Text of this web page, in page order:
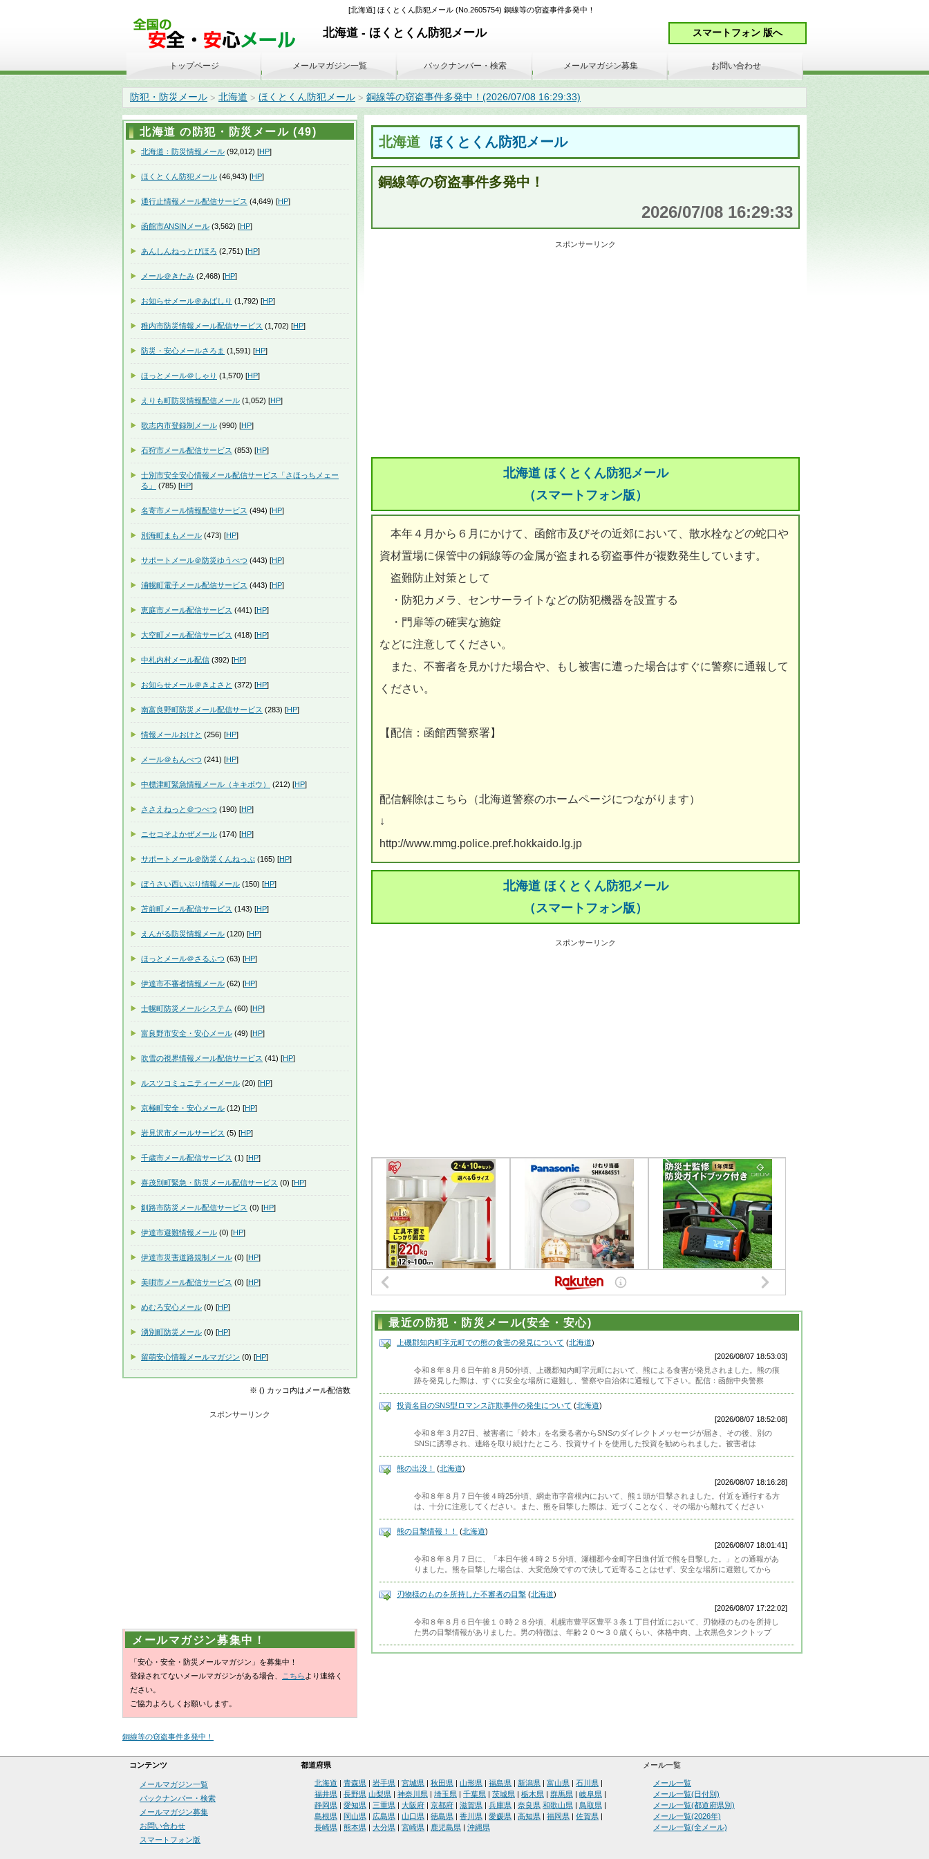
[北海道] ほくとくん防犯メール (No.2605754) 銅線等の窃盗事件多発中！
北海道 - ほくとくん防犯メール
防犯・防災メール > 北海道 > ほくとくん防犯メール > 銅線等の窃盗事件多発中！(2026/07/08 16:29:33)
北海道 ほくとくん防犯メール
銅線等の窃盗事件多発中！
2026/07/08 16:29:33
スポンサーリンク
北海道 ほくとくん防犯メール
（スマートフォン版）
本年４月から６月にかけて、函館市及びその近郊において、散水栓などの蛇口や
資材置場に保管中の銅線等の金属が盗まれる窃盗事件が複数発生しています。
盗難防止対策として
・防犯カメラ、センサーライトなどの防犯機器を設置する
・門扉等の確実な施錠
などに注意してください。
また、不審者を見かけた場合や、もし被害に遭った場合はすぐに警察に通報して
ください。
【配信：函館西警察署】
配信解除はこちら（北海道警察のホームページにつながります）
↓
http://www.mmg.police.pref.hokkaido.lg.jp
北海道 ほくとくん防犯メール
（スマートフォン版）
スポンサーリンク
最近の防犯・防災メール(安全・安心)
上磯郡知内町字元町での熊の食害の発見について (北海道)
[2026/08/07 18:53:03]
令和８年８月６日午前８月50分頃、上磯郡知内町字元町において、熊による食害が発見されました。熊の痕
跡を発見した際は、すぐに安全な場所に避難し、警察や自治体に通報して下さい。配信：函館中央警察
投資名目のSNS型ロマンス詐欺事件の発生について (北海道)
[2026/08/07 18:52:08]
令和８年３月27日、被害者に「鈴木」を名乗る者からSNSのダイレクトメッセージが届き、その後、別の
SNSに誘導され、連絡を取り続けたところ、投資サイトを使用した投資を勧められました。被害者は
熊の出没！ (北海道)
[2026/08/07 18:16:28]
令和８年８月７日午後４時25分頃、網走市字音根内において、熊１頭が目撃されました。付近を通行する方
は、十分に注意してください。また、熊を目撃した際は、近づくことなく、その場から離れてください
熊の目撃情報！！ (北海道)
[2026/08/07 18:01:41]
令和８年８月７日に、「本日午後４時２５分頃、瀬棚郡今金町字日進付近で熊を目撃した。」との通報があ
りました。熊を目撃した場合は、大変危険ですので決して近寄ることはせず、安全な場所に避難してから
刃物様のものを所持した不審者の目撃 (北海道)
[2026/08/07 17:22:02]
令和８年８月６日午後１０時２８分頃、札幌市豊平区豊平３条１丁目付近において、刃物様のものを所持し
た男の目撃情報がありました。男の特徴は、年齢２０〜３０歳くらい、体格中肉、上衣黒色タンクトップ
トップページ メールマガジン一覧 バックナンバー・検索 メールマガジン募集 お問い合わせ
北海道 の防犯・防災メール (49)
北海道：防災情報メール (92,012) [HP]
ほくとくん防犯メール (46,943) [HP]
通行止情報メール配信サービス (4,649) [HP]
函館市ANSINメール (3,562) [HP]
あんしんねっとびほろ (2,751) [HP]
メール＠きたみ (2,468) [HP]
お知らせメール＠あばしり (1,792) [HP]
稚内市防災情報メール配信サービス (1,702) [HP]
防災・安心メールさろま (1,591) [HP]
ほっとメール＠しゃり (1,570) [HP]
えりも町防災情報配信メール (1,052) [HP]
歌志内市登録制メール (990) [HP]
石狩市メール配信サービス (853) [HP]
士別市安全安心情報メール配信サービス「さほっちメェー
る」
(785) [HP]
名寄市メール情報配信サービス (494) [HP]
別海町まもメール (473) [HP]
サポートメール＠防災ゆうべつ (443) [HP]
浦幌町電子メール配信サービス (443) [HP]
恵庭市メール配信サービス (441) [HP]
大空町メール配信サービス (418) [HP]
中札内村メール配信 (392) [HP]
お知らせメール＠きよさと (372) [HP]
南富良野町防災メール配信サービス (283) [HP]
情報メールおけと (256) [HP]
メール＠もんべつ (241) [HP]
中標津町緊急情報メール（キキボウ） (212) [HP]
ささえねっと＠つべつ (190) [HP]
ニセコそよかぜメール (174) [HP]
サポートメール＠防災くんねっぷ (165) [HP]
ぼうさい西いぶり情報メール (150) [HP]
苫前町メール配信サービス (143) [HP]
えんがる防災情報メール (120) [HP]
ほっとメール＠さるふつ (63) [HP]
伊達市不審者情報メール (62) [HP]
士幌町防災メールシステム (60) [HP]
富良野市安全・安心メール (49) [HP]
吹雪の視界情報メール配信サービス (41) [HP]
ルスツコミュニティーメール (20) [HP]
京極町安全・安心メール (12) [HP]
岩見沢市メールサービス (5) [HP]
千歳市メール配信サービス (1) [HP]
喜茂別町緊急・防災メール配信サービス (0) [HP]
釧路市防災メール配信サービス (0) [HP]
伊達市避難情報メール (0) [HP]
伊達市災害道路規制メール (0) [HP]
美唄市メール配信サービス (0) [HP]
めむろ安心メール (0) [HP]
湧別町防災メール (0) [HP]
留萌安心情報メールマガジン (0) [HP]
※ () カッコ内はメール配信数
スポンサーリンク
メールマガジン募集中！
「安心・安全・防災メールマガジン」を募集中！
登録されてないメールマガジンがある場合、
こちら より連絡く
ださい。
ご協力よろしくお願いします。
銅線等の窃盗事件多発中！
コンテンツ 都道府県 メール一覧
メールマガジン一覧
バックナンバー・検索
メールマガジン募集
お問い合わせ
スマートフォン版
北海道 青森県 岩手県 宮城県 秋田県 山形県 福島県 新潟県 富山県 石川県
福井県
長野県 山梨県 神奈川県 埼玉県 千葉県 茨城県 栃木県 群馬県 岐阜県
静岡県
愛知県 三重県 大阪府 京都府 滋賀県 兵庫県 奈良県 和歌山県 鳥取県
島根県
岡山県 広島県 山口県 徳島県 香川県 愛媛県 高知県 福岡県 佐賀県
長崎県
熊本県 大分県 宮崎県 鹿児島県 沖縄県
メール一覧
メール一覧(日付別)
メール一覧(都道府県別)
メール一覧(2026年)
メール一覧(全メール)